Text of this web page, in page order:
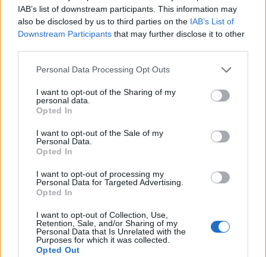
IAB’s list of downstream participants. This information may
also be disclosed by us to third parties on the IAB’s List of
Downstream Participants that may further disclose it to other
Please note that this website/app uses one or more Google
not limited to your visit or usage behaviour. You may click to
grant or deny consent to Google and its third-party tags to
use your data for below specified purposes in below Google
consent section.
Personal Data Processing Opt Outs
I want to opt-out of the Sharing of my
personal data.
Opted In
I want to opt-out of the Sale of my
Personal Data.
Opted In
I want to opt-out of processing my
Personal Data for Targeted Advertising.
Opted In
I want to opt-out of Collection, Use,
Retention, Sale, and/or Sharing of my
Personal Data that Is Unrelated with the
Purposes for which it was collected.
Opted Out
prezzo potrebbe arrivare fino a $300 entro la fine
dell’anno . Sembra realistico, soprattutto considerando che
la fine del 2023 arriverà di nuovo a $100. Crediamo che
Previsione dei prezzi per il 2025:
è difficile prevedere se
il team di Bitcoin Gold aggiungerà funzionalità degne di
nota. La probabile crescita del mercato delle criptovalute
nei prossimi anni potrebbe concedere a BTG unvalore
da $300 a $660 entro la fine di 2025.
AUTORE
Redazione